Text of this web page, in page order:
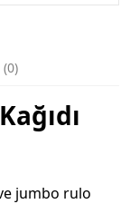
0
jumbo rulo